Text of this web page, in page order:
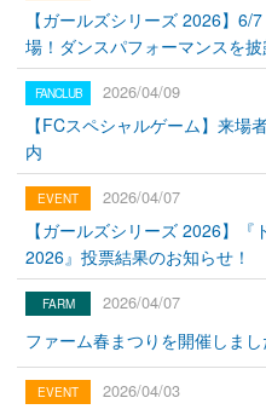
【ガールズシリーズ 2026】
場！ダンスパフォーマンスを披
2026/04/09
【FCスペシャルゲーム】来場
内
2026/04/07
【ガールズシリーズ 2026】
2026』投票結果のお知らせ！
2026/04/07
ファーム春まつりを開催しまし
2026/04/03